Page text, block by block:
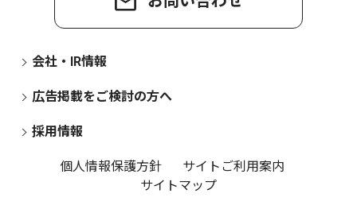
会社・IR情報
広告掲載をご検討の方へ
採用情報
個人情報保護方針
サイトご利用案内
サイトマップ